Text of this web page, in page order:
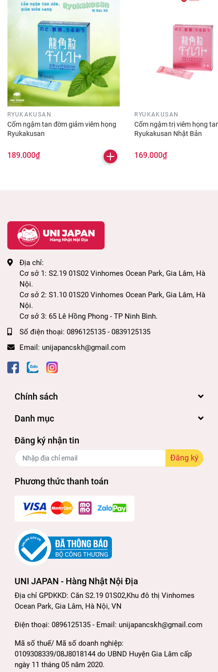
Viên uống Arinamin EX Plus
dưỡng chất cần thiết duy trì chức năng của hệ
thần kinh, phục hồi những tổn thương dây
thần kinh do những thói quen hàng ngày.
Giảm đau, viêm khớp, đặc biệt là ở vai gáy,
lưng dưới, giảm tê bì, nhức mỏi tay chân
Điều trị thoái hóa cột sống, đĩa đệm do làm
việc quá sức
máu kém
Bổ sung vitamin nhóm B, cải thiện thể chất
mắt, hỗ trợ thị lực
Vitamin B1, B6, B12
lượng, và duy trì hệ thần kinh khỏe mạnh.
có tác dụng điều trị viêm đa dây thần kinh,
giảm đau xương khớp, nhức mỏi chân tay, vai
trong việc duy trì sinh lực, phục hồi cho
những người làm việc quá sức, người già yếu.
Vitamin E:Tăng khả năng lưu thông máu,
4. HƯỚNG DẪN SỬ DỤNG:
RYUKAKUSAN
Cốm ngậm tan đờm giảm viêm họng
Ryukakusan
189.000₫
RYUKAKUSAN
Cốm ngậm trị viêm họng
Ryukakusan Nhật Bản
169.000₫
Địa chỉ:
Cơ sở 1: S2.19 01S02 Vinhomes Ocean Park, Gia Lâm, Hà
Nội.
Cơ sở 2: S1.10 01S20 Vinhomes Ocean Park, Gia Lâm, Hà
Nội.
Cơ sở 3: 65 Lê Hồng Phong - TP Ninh Bình.
Số điện thoại: 0896125135 - 0839125135
Email: unijapancskh@gmail.com
Chính sách
Danh mục
Đăng ký nhận tin
Đăng ký
Phương thức thanh toán
UNI JAPAN - Hàng Nhật Nội Địa
Địa chỉ GPDKKD: Căn S2.19 01S02,Khu đô thị Vinhomes
Ocean Park, Gia Lâm, Hà Nội, VN
Điện thoại: 0896125135 - Email: unijapancskh@gmail.com
Mã số thuế/ Mã số doanh nghiệp:
0109308339/08J8018144 do UBND Huyện Gia Lâm cấp
ngày 11 tháng 05 năm 2020.